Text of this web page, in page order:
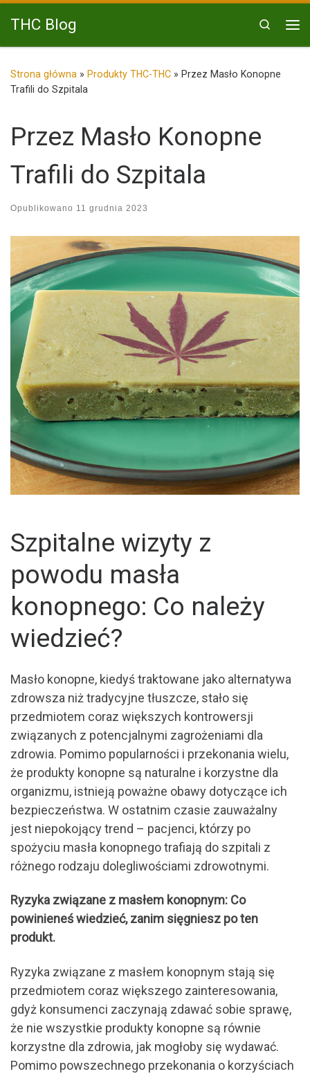
Przejdź do treści
THC Blog
Search
Strona główna » Produkty THC-THC » Przez Masło Konopne
Trafili do Szpitala
Przez Masło Konopne
Trafili do Szpitala
Opublikowano 11 grudnia 2023
Szpitalne wizyty z
powodu masła
konopnego: Co należy
wiedzieć?
Masło konopne, kiedyś traktowane jako alternatywa
zdrowsza niż tradycyjne tłuszcze, stało się
przedmiotem coraz większych kontrowersji
związanych z potencjalnymi zagrożeniami dla
zdrowia. Pomimo popularności i przekonania wielu,
że produkty konopne są naturalne i korzystne dla
organizmu, istnieją poważne obawy dotyczące ich
bezpieczeństwa. W ostatnim czasie zauważalny
jest niepokojący trend – pacjenci, którzy po
spożyciu masła konopnego trafiają do szpitali z
różnego rodzaju dolegliwościami zdrowotnymi.
Ryzyka związane z masłem konopnym: Co
powinieneś wiedzieć, zanim sięgniesz po ten
produkt.
Ryzyka związane z masłem konopnym stają się
przedmiotem coraz większego zainteresowania,
gdyż konsumenci zaczynają zdawać sobie sprawę,
że nie wszystkie produkty konopne są równie
korzystne dla zdrowia, jak mogłoby się wydawać.
Pomimo powszechnego przekonania o korzyściach